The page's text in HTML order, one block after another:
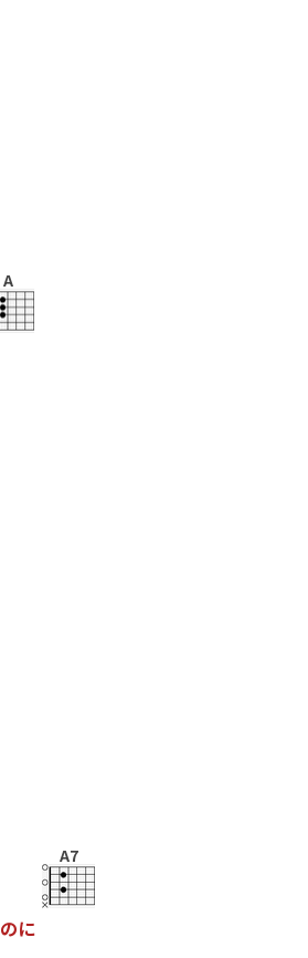
A
のに
A7